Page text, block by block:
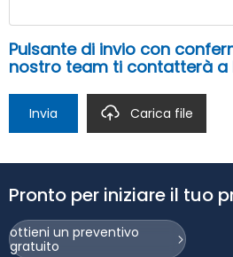
Pulsante di invio con
nostro team ti contatterà a
Invia Carica file
Pronto per iniziare il tuo
ottieni un preventivo
gratuito